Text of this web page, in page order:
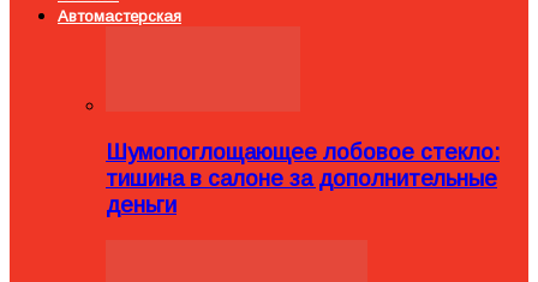
Автомастерская
Шумопоглощающее лобовое стекло:
тишина в салоне за дополнительные
деньги